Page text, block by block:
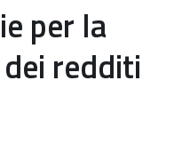
per la
redditi